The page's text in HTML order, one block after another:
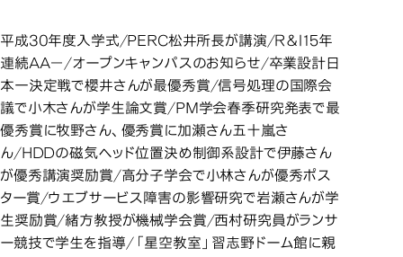
平成30年度入学式/PERC松井所長が講演/Ｒ＆Ｉ15年
連続AA－/オープンキャンパスのお知らせ/卒業設計日
本一決定戦で櫻井さんが最優秀賞/信号処理の国際会
議で小木さんが学生論文賞/PM学会春季研究発表で最
優秀賞に牧野さん、優秀賞に加瀬さん五十嵐さ
ん/HDDの磁気ヘッド位置決め制御系設計で伊藤さん
が優秀講演奨励賞/高分子学会で小林さんが優秀ポス
ター賞/ウエブサービス障害の影響研究で岩瀬さんが学
生奨励賞/緒方教授が機械学会賞/西村研究員がランサ
ー競技で学生を指導/「星空教室」習志野ドーム館に親